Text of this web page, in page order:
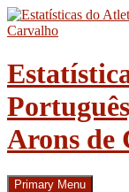
Skip
to
Arons de
Search
Primary Menu